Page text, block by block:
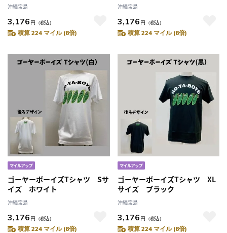
沖縄宝島
3,176 円 （税込）
積算 224 マイル (8倍)
沖縄宝島
3,176 円 （税込）
積算 224 マイル (8倍)
ゴーヤーボーイズTシャツ Sサ
イズ ホワイト
沖縄宝島
3,176 円 （税込）
積算 224 マイル (8倍)
ゴーヤーボーイズTシャツ XL
サイズ ブラック
沖縄宝島
3,176 円 （税込）
積算 224 マイル (8倍)